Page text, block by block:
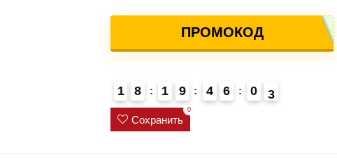
ПРОМОКОД
1 8 1 9 4 6 0
2
Сохранить
0